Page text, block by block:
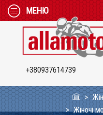
МЕНЮ
+380937614739
Жіночі